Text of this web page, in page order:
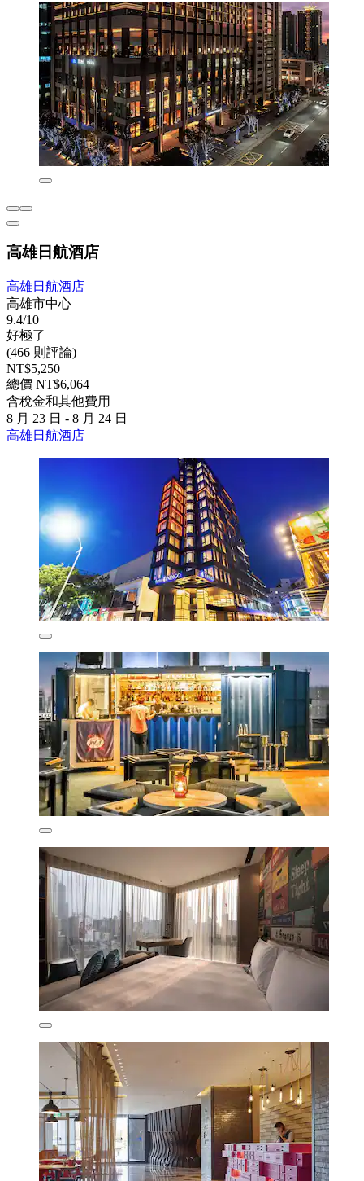
高雄日航酒店
高雄日航酒店
高雄市中心
9.4/10
好極了
(466 則評論)
NT$5,250
總價 NT$6,064
含稅金和其他費用
8 月 23 日 - 8 月 24 日
高雄日航酒店